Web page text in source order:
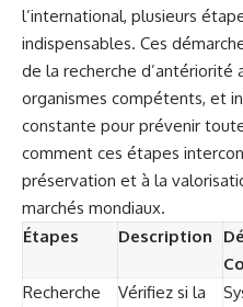
l’international, plusieurs
indispensables. Ces
de la recherche
organismes compétents, et
constante pour prévenir
comment ces étapes
préservation et à la
marchés mondiaux.
Étapes
Description
Recherche
Vérifiez si la